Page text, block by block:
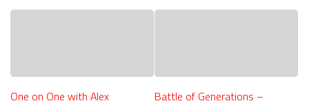
One on One with Alex Battle of Generations –